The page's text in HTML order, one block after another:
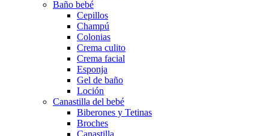
Baño bebé
Cepillos
Champú
Colonias
Crema culito
Crema facial
Esponja
Gel de baño
Loción
Canastilla del bebé
Biberones y Tetinas
Broches
Canastilla